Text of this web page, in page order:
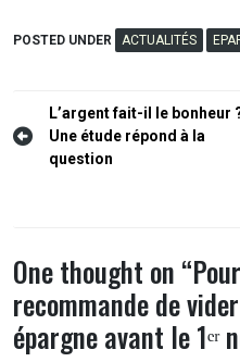
POSTED UNDER ACTUALITÉS
Navigation
de
L’argent fait-il le bonheur
Une étude répond à la
question
One thought on “
recommande de
épargne avant le 1ᵉʳ